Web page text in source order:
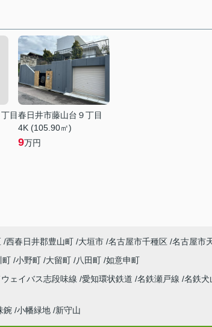
目春日井市藤山台９丁目
4K (105.90㎡)
9万円
西春日井郡豊山町 大垣市 名古屋市千種区 名古屋市
町 小野町 大留町 八田町 如意申町
ェイバス志段味線 愛知環状鉄道 名鉄瀬戸線 名鉄
鋺 小幡緑地 新守山